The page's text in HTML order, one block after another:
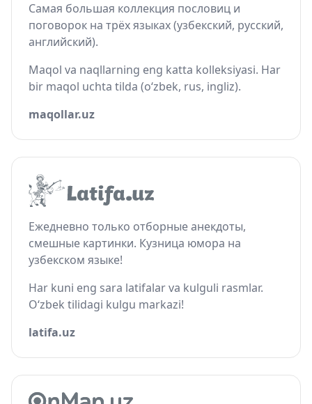
Самая большая коллекция пословиц и
поговорок на трёх языках (узбекский, русский,
английский).
Maqol va naqllarning eng katta kolleksiyasi. Har
bir maqol uchta tilda (o‘zbek, rus, ingliz).
maqollar.uz
Ежедневно только отборные анекдоты,
смешные картинки. Кузница юмора на
узбекском языке!
Har kuni eng sara latifalar va kulguli rasmlar.
O‘zbek tilidagi kulgu markazi!
latifa.uz